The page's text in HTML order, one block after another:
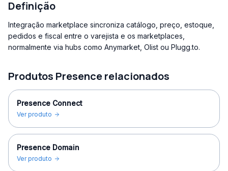
Definição
Integração marketplace sincroniza catálogo, preço, estoque,
pedidos e fiscal entre o varejista e os marketplaces,
normalmente via hubs como Anymarket, Olist ou Plugg.to.
Produtos Presence relacionados
Presence Connect
Ver produto
Presence Domain
Ver produto